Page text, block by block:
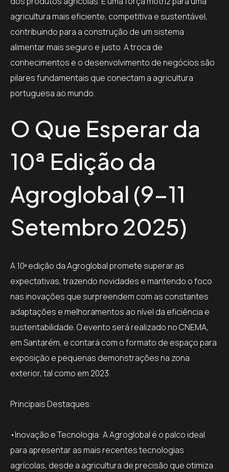
agricultura mais eficiente, competitiva e sustentável,
contribuindo para a construção de um sistema
alimentar mais seguro e justo. A troca de
conhecimentos e o desenvolvimento de negócios são
pilares fundamentais que conectam a agricultura
portuguesa ao mundo.
O Que Esperar da
10ª Edição da
Agroglobal (9-11
Setembro 2025)
A 10ª edição da Agroglobal promete superar as
expectativas, trazendo novidades e mantendo o foco
nas inovações que surpreendem com as constantes
adaptações e melhoramentos ao nível da eficiência e
sustentabilidade. O evento será realizado no CNEMA,
em Santarém, e contará com o formato de espaço para
exposição e pequenas demonstrações na zona
exterior, tal como em 2023.
Principais Destaques:
•Inovação e Tecnologia: A Agroglobal é o palco ideal
para apresentar as mais recentes tecnologias
agrícolas, desde a agricultura de precisão que otimiza